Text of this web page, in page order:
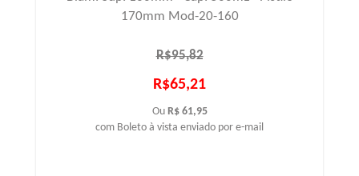
170mm Mod-20-160
R$95,82
R$65,21
Ou R$ 61,95
com Boleto à vista enviado por e-mail